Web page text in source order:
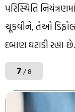
પરિસ્થિતિ
ચૂકવીને, તેઓ
દબાણ ઘટાડી રહ્યા છે.
7/ 8